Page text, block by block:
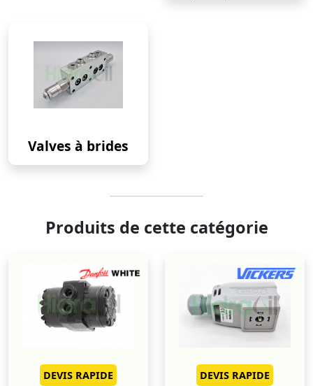
Valves à brides
Produits de cette catégorie
DEVIS RAPIDE DEVIS RAPIDE